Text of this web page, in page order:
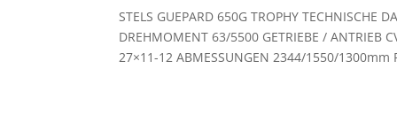
STELS GUEPARD 650G TROPHY TECHNISCHE
DREHMOMENT 63/5500 GETRIEBE / ANTRIEB
27×11-12 ABMESSUNGEN 2344/1550/1300mm